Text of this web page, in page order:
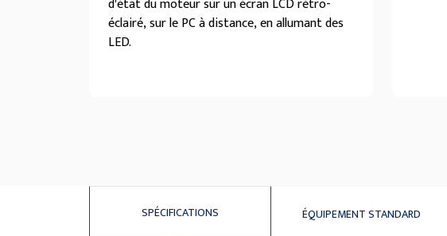
d'état du moteur sur un écran LCD rétro-
éclairé, sur le PC à distance, en allumant des
LED.
SPÉCIFICATIONS ÉQUIPEMENT STANDARD